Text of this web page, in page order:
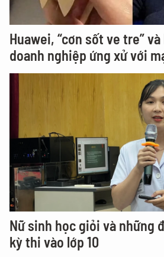
Huawei, “cơn sốt ve tre”
doanh nghiệp ứng xử với
Nữ sinh học giỏi và những
kỳ thi vào lớp 10